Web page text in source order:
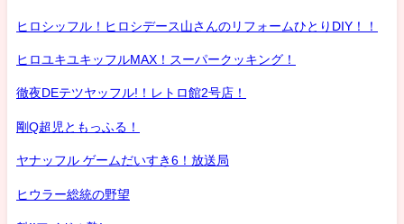
ヒロシッフル！ヒロシデース山さんのリフォームひとりDIY！！
ヒロユキユキッフルMAX！スーパークッキング！
徹夜DEテツヤッフル!！レトロ館2号店！
剛Q超児ともっふる！
ヤナッフル ゲームだいすき6！放送局
ヒウラー総統の野望